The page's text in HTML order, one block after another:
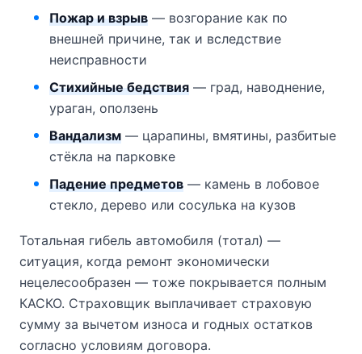
Пожар и взрыв— возгорание как по
внешней причине, так и вследствие
неисправности
Стихийные бедствия— град, наводнение,
ураган, оползень
Вандализм— царапины, вмятины, разбитые
стёкла на парковке
Падение предметов— камень в лобовое
стекло, дерево или сосулька на кузов
Тотальная гибель автомобиля (тотал) —
ситуация, когда ремонт экономически
нецелесообразен — тоже покрывается полным
КАСКО. Страховщик выплачивает страховую
сумму за вычетом износа и годных остатков
согласно условиям договора.